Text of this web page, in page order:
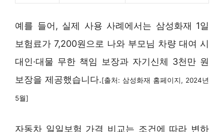
예를 들어, 실제 사용 사례에서는 삼성화재 1일
보험료가 7,200원으로 나와 부모님 차량 대여 시
대인·대물 무한 책임 보장과 자기신체 3천만 원
보장을 제공했습니다.[출처: 삼성화재 홈페이지, 2024년
5월]
자동차 일일보험 가격 비교는 조건에 따라 변하